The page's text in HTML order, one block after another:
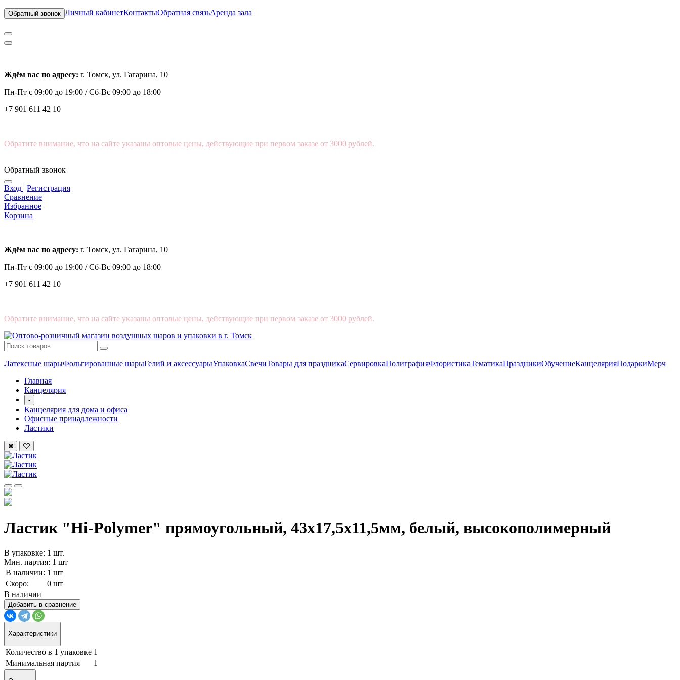
Обратный звонок Личный кабинетКонтактыОбратная связьАренда зала
Ждём вас по адресу: г. Томск, ул. Гагарина, 10
Пн-Пт с 09:00 до 19:00 /Сб-Вс 09:00 до 18:00
+7 901 611 42 10
Обратите внимание, что на сайте указаны оптовые цены, действующие при первом заказе от 3000 рублей.
Обратный звонок
Вход | Регистрация
Сравнение
Избранное
Корзина
Ждём вас по адресу: г. Томск, ул. Гагарина, 10
Пн-Пт с 09:00 до 19:00 /Сб-Вс 09:00 до 18:00
+7 901 611 42 10
Обратите внимание, что на сайте указаны оптовые цены, действующие при первом заказе от 3000 рублей.
Латексные шарыФольгированные шарыГелий и аксессуарыУпаковкаСвечиТовары для праздникаСервировкаПолиграфияФлористикаТематикаПраздникиОбучениеКанцелярияПодаркиМерч
Главная
Канцелярия
-
Канцелярия для дома и офиса
Офисные принадлежности
Ластики
Ластик "Hi-Polymer" прямоугольный, 43x17,5x11,5мм, белый, высокополимерный
В упаковке: 1 шт.
Мин. партия: 1 шт
В наличии: 1 шт
Скоро:
0 шт
В наличии
Добавить в сравнение
Характеристики
Количество в 1 упаковке 1
Минимальная партия
1